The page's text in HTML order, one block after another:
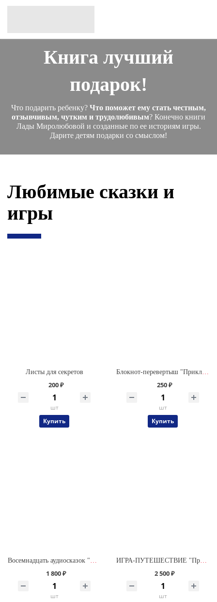
Книга лучший
подарок!
Что подарить ребенку? Что поможет ему стать честным,
отзывчивым, чутким и трудолюбивым? Конечно книги
Лады Миролюбовой и созданные по ее историям игры.
Дарите детям подарки со смыслом!
Любимые сказки и
игры
Листы для секретов
200 ₽
шт
Купить
250 ₽
шт
Купить
Восемнадцать аудиосказок "Приключения Саши и Даши"
1 800 ₽
шт
ИГРА-ПУТЕШЕСТВИЕ "Приключения Саши и Даши" (Комплектация № 2) СО СКАЗКАМИ
2 500 ₽
шт